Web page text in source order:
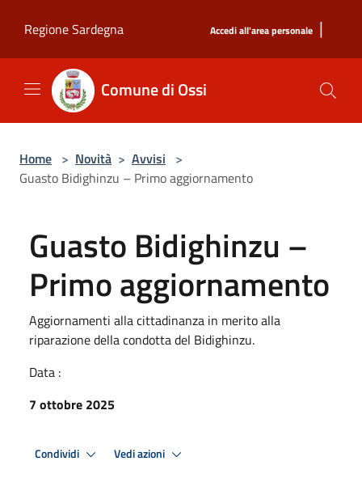
Regione Sardegna
Accedi all'area personale |
Comune di Ossi
Home > Novità > Avvisi >
Guasto Bidighinzu – Primo aggiornamento
Guasto Bidighinzu –
Primo aggiornamento
Aggiornamenti alla cittadinanza in merito alla
riparazione della condotta del Bidighinzu.
Data :
7 ottobre 2025
Condividi Vedi azioni